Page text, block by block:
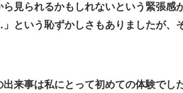
見られるかもしれないという緊張感
という恥ずかしさもありましたが、
来事は私にとって初めての体験でし